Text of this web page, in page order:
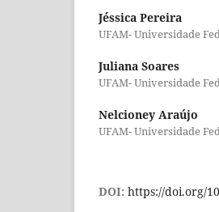
Jéssica Pereira
UFAM- Universidade
Juliana Soares
UFAM- Universidade
Nelcioney Araújo
UFAM- Universidade
DOI: https://doi.org/